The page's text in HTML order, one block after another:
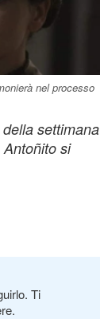
nel processo
settimana
si
Ti